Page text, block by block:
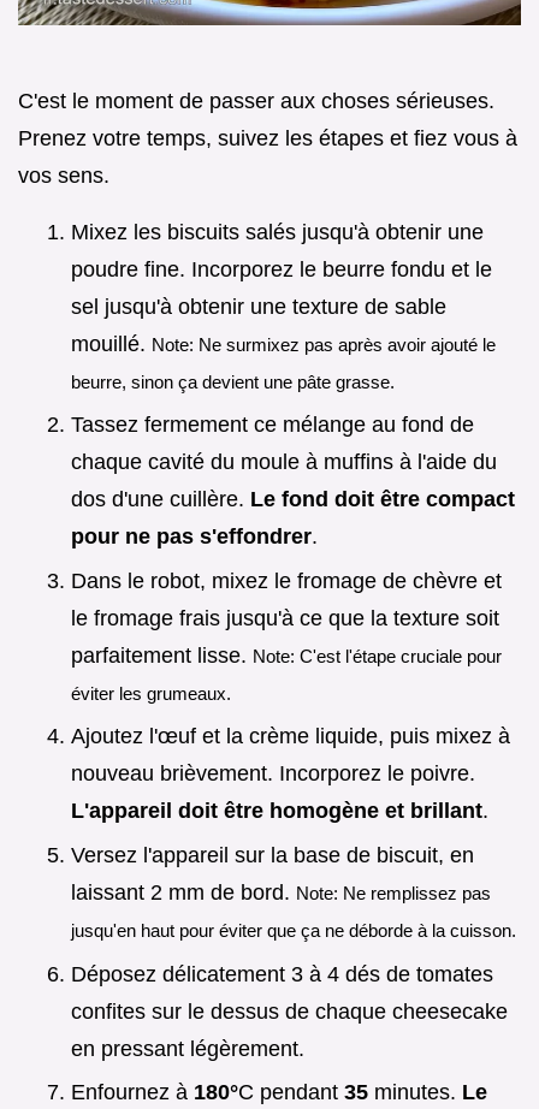
C'est le moment de passer aux choses sérieuses.
Prenez votre temps, suivez les étapes et fiez vous à
vos sens.
Mixez les biscuits salés jusqu'à obtenir une
poudre fine. Incorporez le beurre fondu et le
sel jusqu'à obtenir une texture de sable
mouillé. Note: Ne surmixez pas après avoir ajouté le
beurre, sinon ça devient une pâte grasse.
Tassez fermement ce mélange au fond de
chaque cavité du moule à muffins à l'aide du
dos d'une cuillère. Le fond doit être compact
pour ne pas s'effondrer.
Dans le robot, mixez le fromage de chèvre et
le fromage frais jusqu'à ce que la texture soit
parfaitement lisse. Note: C'est l'étape cruciale pour
éviter les grumeaux.
Ajoutez l'œuf et la crème liquide, puis mixez à
nouveau brièvement. Incorporez le poivre.
L'appareil doit être homogène et brillant.
Versez l'appareil sur la base de biscuit, en
laissant 2 mm de bord. Note: Ne remplissez pas
jusqu'en haut pour éviter que ça ne déborde à la cuisson.
Déposez délicatement 3 à 4 dés de tomates
confites sur le dessus de chaque cheesecake
en pressant légèrement.
Enfournez à 180°C pendant 35 minutes. Le